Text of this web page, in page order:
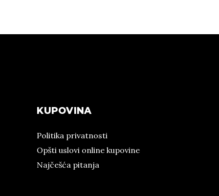
KUPOVINA
Politika privatnosti
Opšti uslovi online kupovine
Najčešća pitanja